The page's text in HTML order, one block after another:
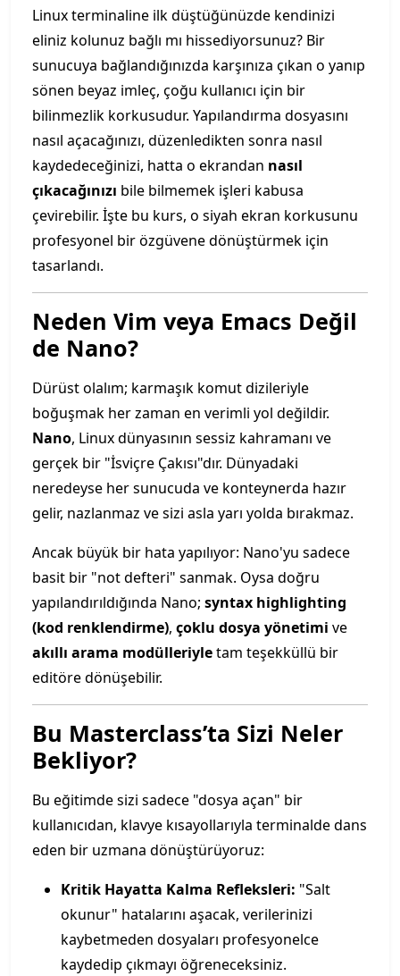
Linux terminaline ilk düştüğünüzde kendinizi
eliniz kolunuz bağlı mı hissediyorsunuz? Bir
sunucuya bağlandığınızda karşınıza çıkan o yanıp
sönen beyaz imleç, çoğu kullanıcı için bir
bilinmezlik korkusudur. Yapılandırma dosyasını
nasıl açacağınızı, düzenledikten sonra nasıl
kaydedeceğinizi, hatta o ekrandan nasıl
çıkacağınızı bile bilmemek işleri kabusa
çevirebilir. İşte bu kurs, o siyah ekran korkusunu
profesyonel bir özgüvene dönüştürmek için
tasarlandı.
Neden Vim veya Emacs Değil
de Nano?
Dürüst olalım; karmaşık komut dizileriyle
boğuşmak her zaman en verimli yol değildir.
Nano, Linux dünyasının sessiz kahramanı ve
gerçek bir "İsviçre Çakısı"dır. Dünyadaki
neredeyse her sunucuda ve konteynerda hazır
gelir, nazlanmaz ve sizi asla yarı yolda bırakmaz.
Ancak büyük bir hata yapılıyor: Nano'yu sadece
basit bir "not defteri" sanmak. Oysa doğru
yapılandırıldığında Nano; syntax highlighting
(kod renklendirme), çoklu dosya yönetimi ve
akıllı arama modülleriyletam teşekküllü bir
editöre dönüşebilir.
Bu Masterclass’ta Sizi Neler
Bekliyor?
Bu eğitimde sizi sadece "dosya açan" bir
kullanıcıdan, klavye kısayollarıyla terminalde dans
eden bir uzmana dönüştürüyoruz:
Kritik Hayatta Kalma Refleksleri: "Salt
okunur" hatalarını aşacak, verilerinizi
kaybetmeden dosyaları profesyonelce
kaydedip çıkmayı öğreneceksiniz.